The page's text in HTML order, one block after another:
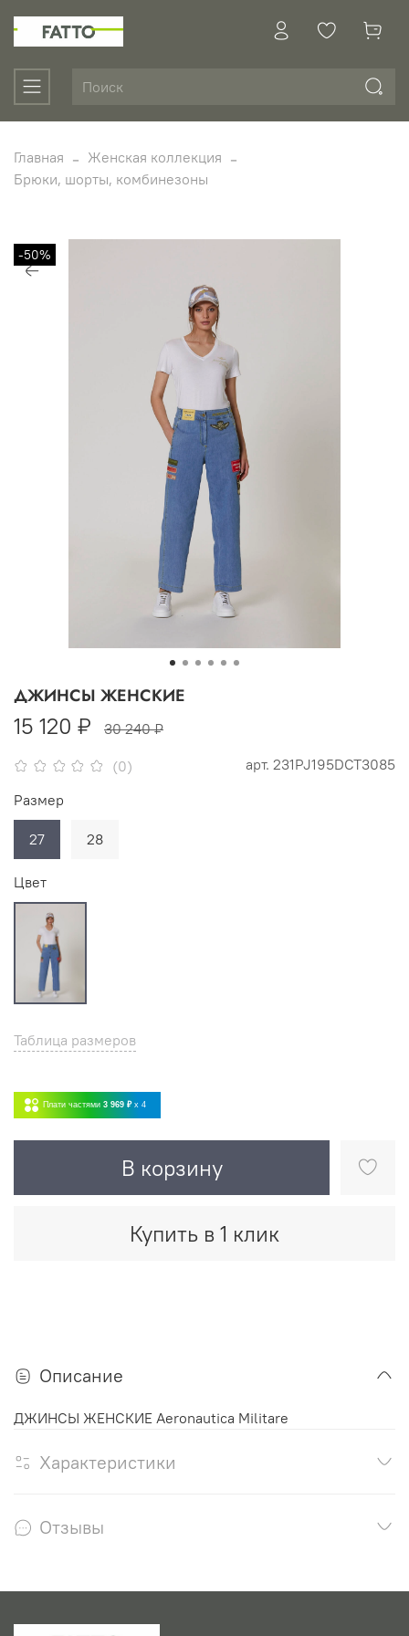
Главная
Женская коллекция
Брюки, шорты, комбинезоны
-50%
(0) арт. 231PJ195DCT3085
ДЖИНСЫ ЖЕНСКИЕ
15 120 ₽ 30 240 ₽
Таблица размеров
Плати частями 3 969 ₽ x 4
В корзину
Купить в 1 клик
Размер
27 28
Цвет
Описание
ДЖИНСЫ ЖЕНСКИЕ Aeronautica Militare
Характеристики
Отзывы